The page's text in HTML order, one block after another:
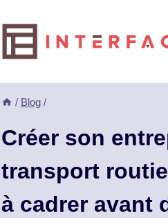
au
contenu
/ Blog /
Créer son
transport
à cadrer avant